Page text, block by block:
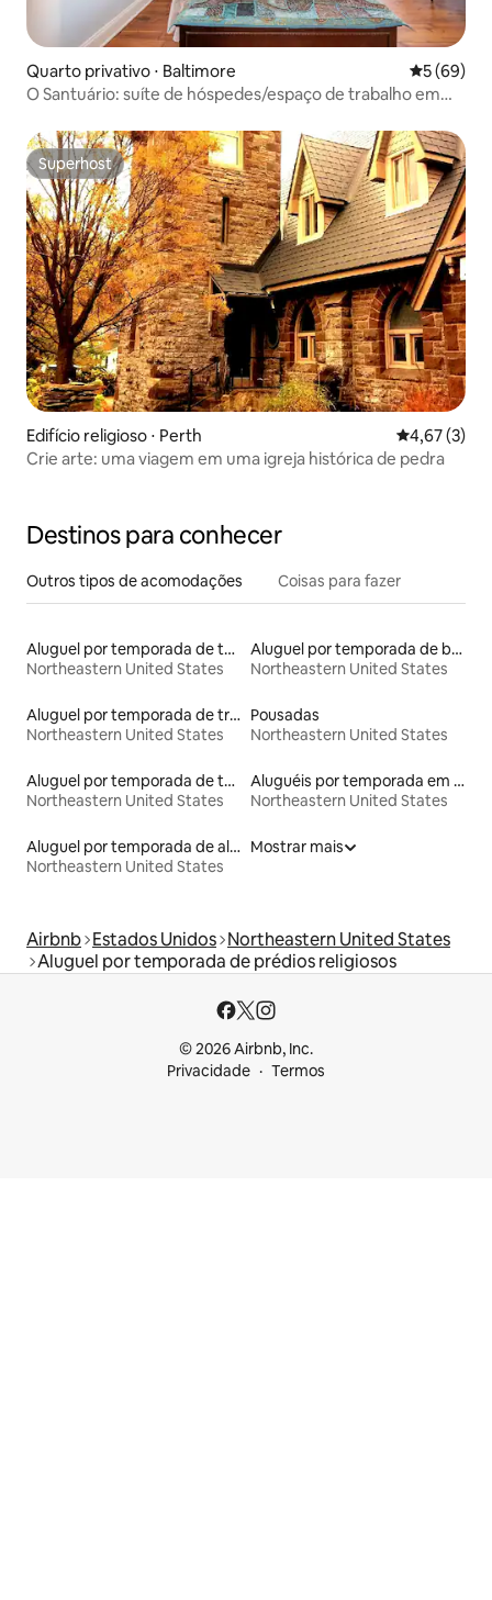
Quarto privativo ⋅ Baltimore 5 de uma
5 (69)
O Santuário: suíte de hóspedes/espaço de trabalho em
Superhost
Superhost
Edifício religioso ⋅ Perth 4,67 de
4,67 (3)
Crie arte: uma viagem em uma igreja histórica de pedra
Destinos para conhecer
Outros tipos de acomodações Coisas para fazer
Aluguel por temporada de townhouses
Northeastern United States
Aluguel por temporada de barcos
Northeastern United States
Aluguel por temporada de trens
Northeastern United States
Pousadas
Northeastern United States
Aluguel por temporada de tendas
Northeastern United States
Aluguéis por temporada em resorts
Northeastern United States
Aluguel por temporada de alojamentos ecológicos
Northeastern United States
Mostrar mais
Airbnb Estados Unidos Northeastern United States
Aluguel por temporada de prédios religiosos
© 2026 Airbnb, Inc.
Privacidade
Termos